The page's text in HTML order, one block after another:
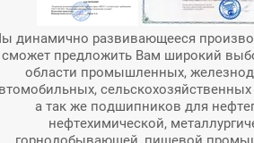
динамично развивающееся
сможет предложить Вам широкий
области промышленных,
а так же подшипников для
нефтехимической,